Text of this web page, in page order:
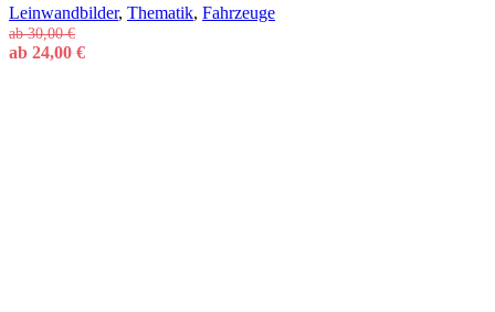
Leinwandbilder, Thematik, Fahrzeuge
ab30,00€
ab 24,00 €